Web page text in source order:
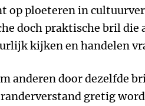
op ploeteren in
doch praktische bril die
kijken en handelen
anderen door dezelfde
gretig